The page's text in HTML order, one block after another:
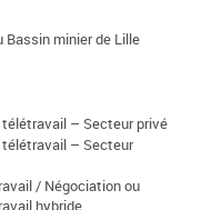
Bassin minier de Lille
– Secteur privé
– Secteur
/ Négociation ou
hybride